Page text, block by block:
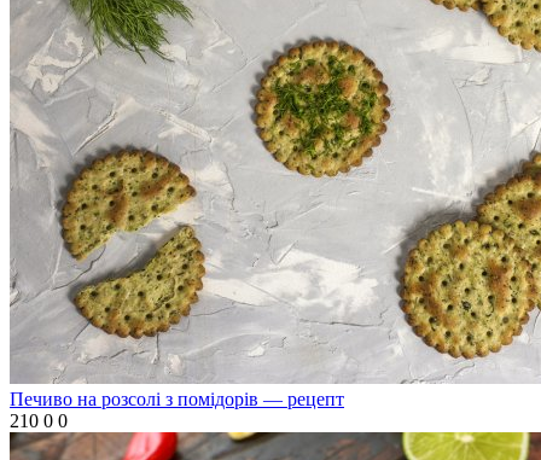
Печиво на розсолі з помідорів — рецепт
210 0 0